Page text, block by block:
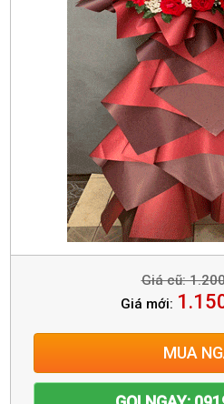
Giá cũ:
Giá mới:
MUA